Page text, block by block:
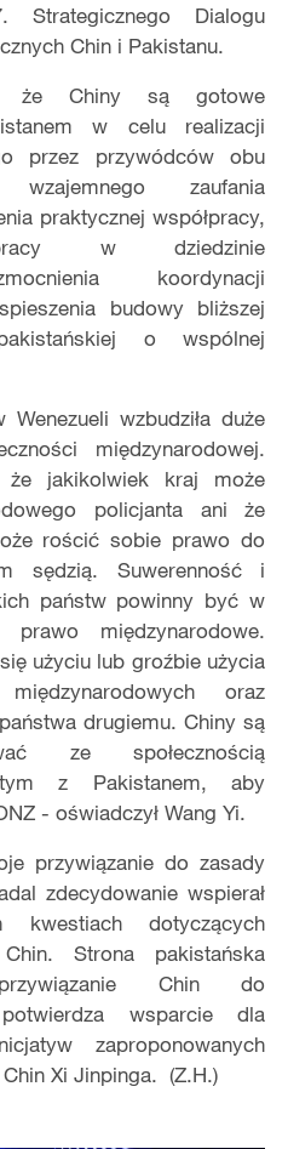
Dialogu
Chin i Pakistanu.
że Chiny są gotowe
w celu realizacji
przez przywódców obu
zaufania
praktycznej współpracy,
w dziedzinie
koordynacji
budowy bliższej
o wspólnej
wzbudziła duże
międzynarodowej.
że jakikolwiek kraj może
policjanta ani że
rościć sobie prawo do
sędzią. Suwerenność i
państw powinny być w
międzynarodowe.
użyciu lub groźbie użycia
oraz
drugiemu. Chiny są
ze społecznością
z Pakistanem, aby
- oświadczył Wang Yi.
przywiązanie do zasady
zdecydowanie wspierał
dotyczących
Strona pakistańska
Chin do
wsparcie dla
zaproponowanych
Xi Jinpinga. (Z.H.)